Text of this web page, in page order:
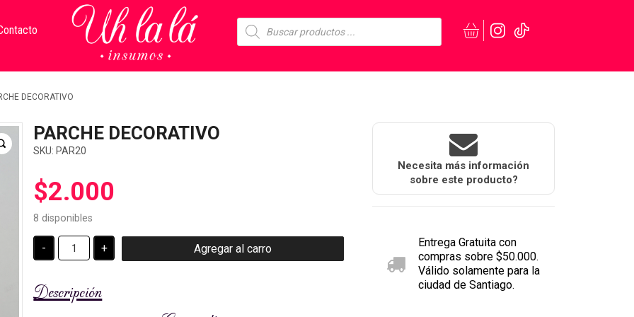
Búsqueda
de
productos
DECORATIVO
PARCHE DECORATIVO
SKU: PAR20
$2.000
8 disponibles
-
PARCHE
DECORATIVO
cantidad
+ Agregar al carro
Descripción
Necesita más información
sobre este producto?
Entrega Gratuita con
compras sobre $50.000.
Válido solamente para la
ciudad de Santiago.